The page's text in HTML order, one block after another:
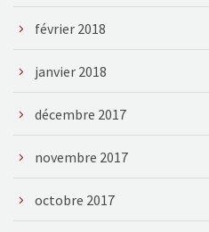
février 2018
janvier 2018
décembre 2017
novembre 2017
octobre 2017